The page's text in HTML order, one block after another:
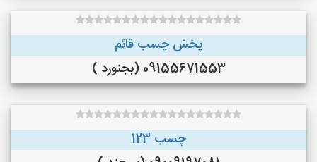
پخش چسب قائم
09155671553 (بجنورد )
چسب 123